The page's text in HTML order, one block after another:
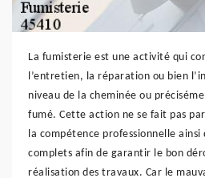
La fumisterie est une activité qui
l’entretien, la réparation ou bien
niveau de la cheminée ou
fumé. Cette action ne se fait pas
la compétence professionnelle ainsi
complets afin de garantir le bon
réalisation des travaux. Car le